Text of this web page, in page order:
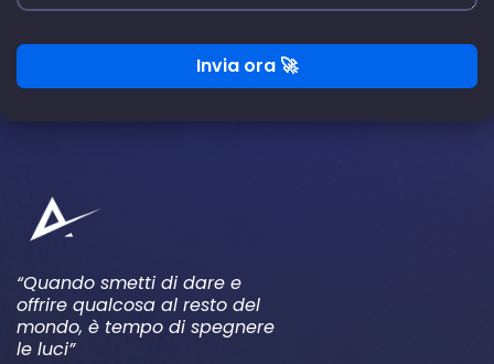
Invia ora 🚀
“Quando smetti di dare e
offrire qualcosa al resto del
mondo, è tempo di spegnere
le luci”